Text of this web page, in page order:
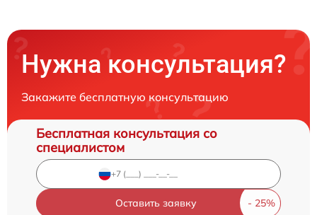
Нужна консультация?
Закажите бесплатную консультацию
Бесплатная консультация со
специалистом
Оставить заявку